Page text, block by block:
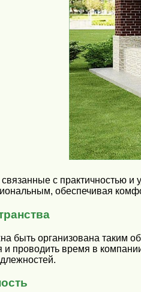
с практичностью и
обеспечивая
быть организована таким
и проводить время в